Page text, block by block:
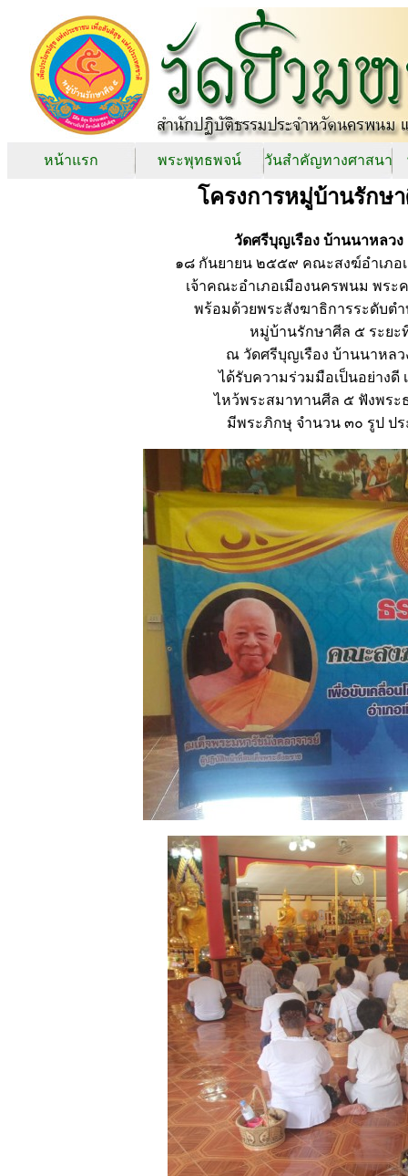
หน้าแรก พระพุทธพจน์ วันสำคัญทางศาสนา
โครงการหมู่บ้านรักษ
วัดศรีบุญเรือง บ้านนาหลว
๑๘ กันยายน ๒๕๕๙ คณะสงฆ์อำเภ
เจ้าคณะอำเภอเมืองนครพนม พระ
พร้อมด้วยพระสังฆาธิการระดับต
หมู่บ้านรักษาศีล ๕ ระย
ณ วัดศรีบุญเรือง บ้านนาหล
ได้รับความร่วมมือเป็นอย่างดี
ไหว้พระสมาทานศีล ๕ ฟังพระ
มีพระภิกษุ จำนวน ๓๐ รูป ป